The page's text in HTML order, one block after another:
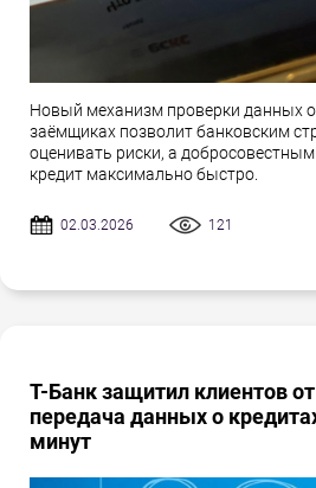
Новый механизм проверки данных
заёмщиках позволит банковским
оценивать риски, а
кредит максимально быстро.
02.03.2026 121
Т-Банк защитил клиентов
передача данных о
минут